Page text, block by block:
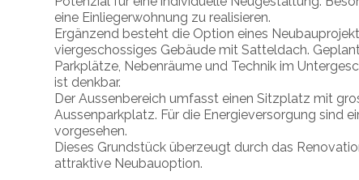
eine Einliegerwohnung zu realisieren.
Ergänzend besteht die Option eines
viergeschossiges Gebäude mit Satteldach.
Parkplätze, Nebenräume und Technik im
ist denkbar.
Der Aussenbereich umfasst einen Sitzplatz mit
Aussenparkplatz. Für die Energieversorgung sind
vorgesehen.
Dieses Grundstück überzeugt durch das
attraktive Neubauoption.